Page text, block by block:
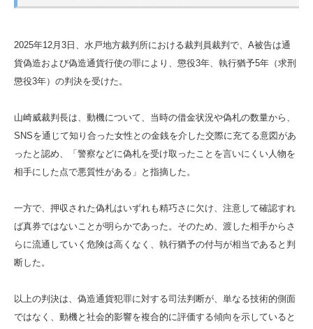
2025年12月3日、水戸地方裁判所における裁判員裁判で、A被告は通
貨偽造および偽造通貨行使の罪により、懲役3年、執行猶予5年（求刑
懲役3年）の判決を受けた。
山崎威裁判長は、動機について、当時の借金状況や偽札の数量から、
SNSを通じて知り合った女性との金銭を介した交際に充てる意図があ
ったと認め、「警察などに偽札を受け取ったことを言いにくい人物を
相手にした点で悪質性がある」と指摘した。
一方で、押収された偽札はいずれも精巧さに欠け、注意して確認すれ
ば真券ではないことが明らかであった。そのため、渡した相手からさ
らに流通していく危険は高くなく、執行猶予の付与が相当であると判
断した。
以上の判決は、偽造通貨犯罪に対する司法判断が、単なる技術的側面
ではなく、動機と社会的影響を複合的に評価する傾向を示していると